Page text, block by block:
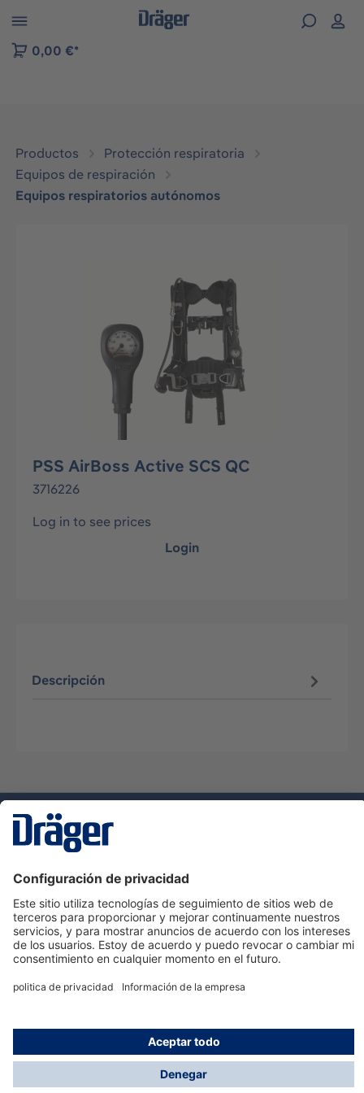
to B2B platform navigation
0,00 €*
Productos
Protección respiratoria
Equipos de respiración
Equipos respiratorios autónomos
PSS AirBoss Active SCS QC
3716226
Log in to see prices
Login
Descripción
Servicio de atención al cliente de Dräger
Ayuda
Información
© Dräger Hispania S.A.U., 2024
*Todos los precios no incluyen IVA y posibles gastos